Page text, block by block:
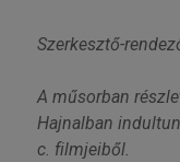
Szerkesztő-
A műsorban
Hajnalban
c. filmjeiből.